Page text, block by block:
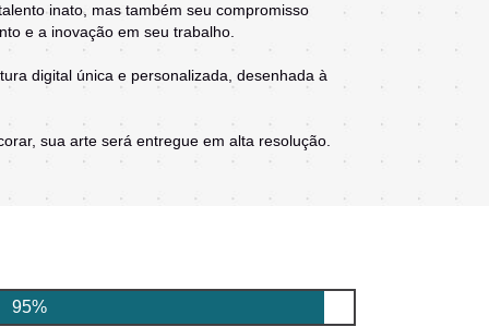
inato, mas também seu compromisso
e a inovação em seu trabalho.
digital única e personalizada, desenhada à
sua arte será entregue em alta resolução.
95%